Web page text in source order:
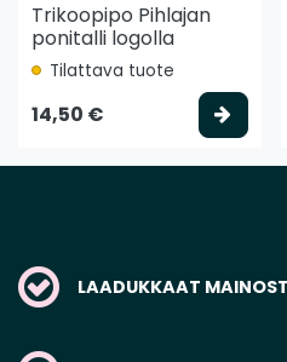
Trikoopipo Pihlajan
ponitalli logolla
Tilattava tuote
14,50 €
LAADUKKAAT